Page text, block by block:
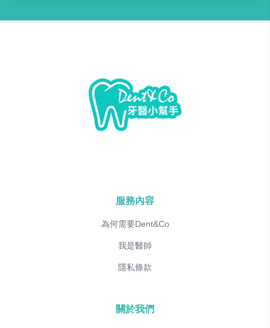
服務內容
為何需要Dent&Co
我是醫師
隱私條款
關於我們